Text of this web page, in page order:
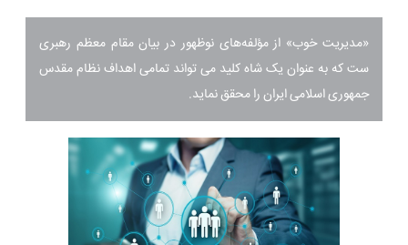
«مدیریت خوب» از مؤلفه‌های نوظهور در بیان مقام معظم رهبری
ست که به عنوان یک شاه کلید می تواند تمامی اهداف نظام مقدس
جمهوری اسلامی ایران را محقق نماید.